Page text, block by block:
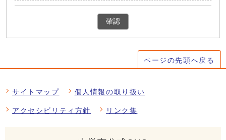
確認
ページの先頭へ戻る
サイトマップ 個人情報の取り扱い
アクセシビリティ方針 リンク集